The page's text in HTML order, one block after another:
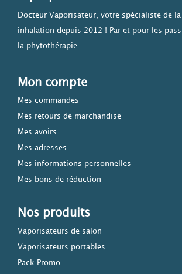
Docteur Vaporisateur, votre spécialiste de
inhalation depuis 2012 ! Par et pour les
la phytothérapie...
Mon compte
Mes commandes
Mes retours de marchandise
Mes avoirs
Mes adresses
Mes informations personnelles
Mes bons de réduction
Nos produits
Vaporisateurs de salon
Vaporisateurs portables
Pack Promo